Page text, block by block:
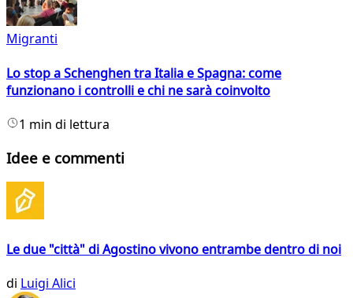
Migranti
Lo stop a Schenghen tra Italia e Spagna: come
funzionano i controlli e chi ne sarà coinvolto
1 min di lettura
Idee e commenti
Le due "città" di Agostino vivono entrambe dentro di noi
di Luigi Alici